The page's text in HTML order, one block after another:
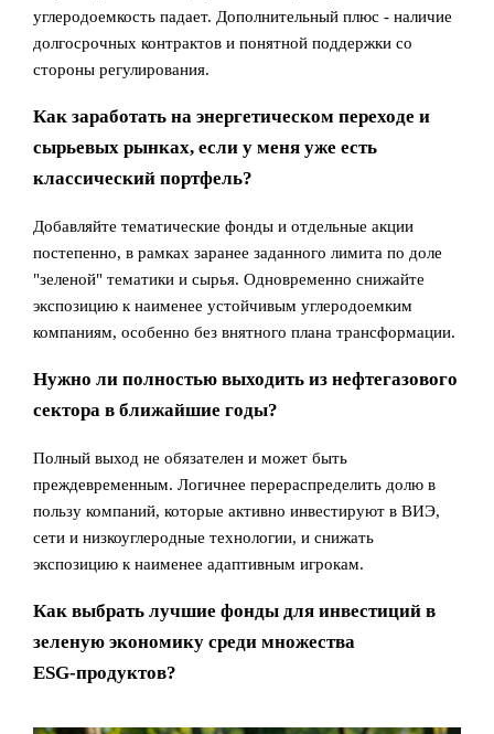
углеродоемкость падает. Дополнительный плюс - наличие
долгосрочных контрактов и понятной поддержки со
стороны регулирования.
Как заработать на энергетическом переходе и
сырьевых рынках, если у меня уже есть
классический портфель?
Добавляйте тематические фонды и отдельные акции
постепенно, в рамках заранее заданного лимита по доле
"зеленой" тематики и сырья. Одновременно снижайте
экспозицию к наименее устойчивым углеродоемким
компаниям, особенно без внятного плана трансформации.
Нужно ли полностью выходить из нефтегазового
сектора в ближайшие годы?
Полный выход не обязателен и может быть
преждевременным. Логичнее перераспределить долю в
пользу компаний, которые активно инвестируют в ВИЭ,
сети и низкоуглеродные технологии, и снижать
экспозицию к наименее адаптивным игрокам.
Как выбрать лучшие фонды для инвестиций в
зеленую экономику среди множества
ESG‑продуктов?